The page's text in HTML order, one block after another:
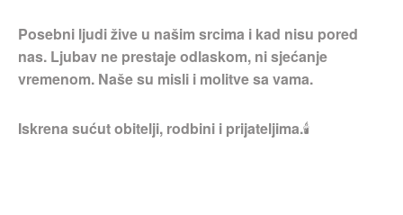
Posebni ljudi žive u našim srcima i kad nisu pored
nas. Ljubav ne prestaje odlaskom, ni sjećanje
vremenom. Naše su misli i molitve sa vama.
Iskrena sućut obitelji, rodbini i prijateljima.🕯